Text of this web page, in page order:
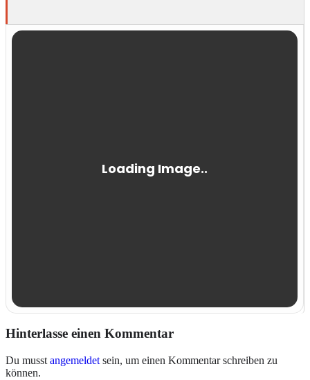
Hinterlasse einen Kommentar
Du musst angemeldet sein, um einen Kommentar schreiben zu
können.